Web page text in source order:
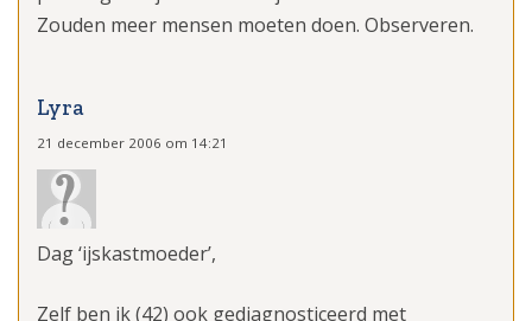
Zouden meer mensen moeten doen. Observeren.
Lyra
21 december 2006 om 14:21
Dag ‘ijskastmoeder’,
Zelf ben ik (42) ook gediagnosticeerd met